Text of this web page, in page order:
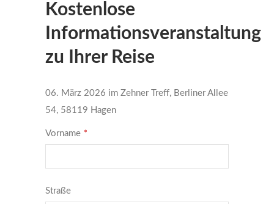
Kostenlose
Informationsveranstaltung
zu Ihrer Reise
06. März 2026 im Zehner Treff, Berliner Allee
54, 58119 Hagen
Vorname *
Straße